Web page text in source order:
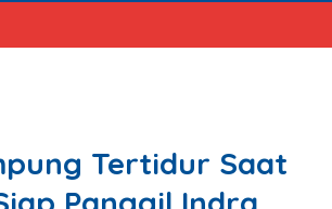
Tertidur Saat